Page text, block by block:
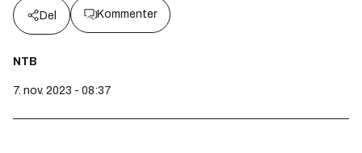
Del Kommenter
NTB
7. nov. 2023 - 08:37